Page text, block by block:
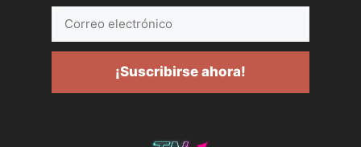
electrónico
¡Suscribirse ahora!